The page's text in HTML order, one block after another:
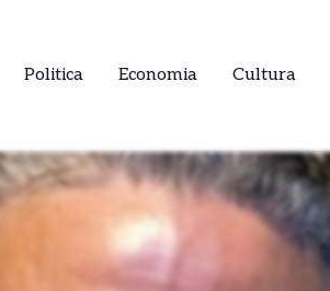
Politica Economia Cultura